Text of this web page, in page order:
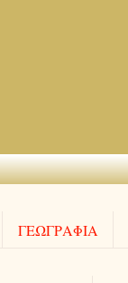
ΓΕΩΓΡΑΦΙΑ